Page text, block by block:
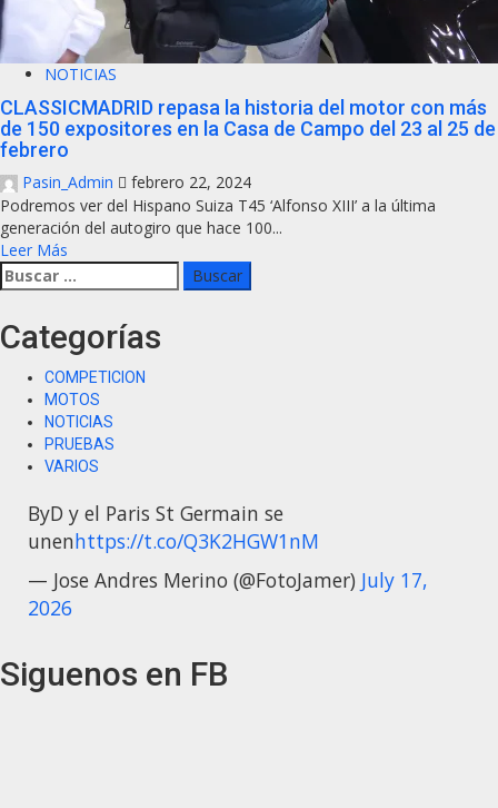
NOTICIAS
CLASSICMADRID repasa la historia del motor con más
de 150 expositores en la Casa de Campo del 23 al 25 de
febrero
Pasin_Admin
febrero 22, 2024
Podremos ver del Hispano Suiza T45 ‘Alfonso XIII’ a la última
generación del autogiro que hace 100...
Leer Más
Categorías
COMPETICION
MOTOS
NOTICIAS
PRUEBAS
VARIOS
ByD y el Paris St Germain se
unenhttps://t.co/Q3K2HGW1nM
— Jose Andres Merino (@FotoJamer) July 17,
2026
Siguenos en FB